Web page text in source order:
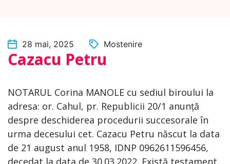
28 mai, 2025 Mostenire
Cazacu Petru
NOTARUL Corina MANOLE cu sediul biroului la
adresa: or. Cahul, pr. Republicii 20/1 anunță
despre deschiderea procedurii succesorale în
urma decesului cet. Cazacu Petru născut la data
de 21 august anul 1958, IDNP 0962611596456,
decedat la data de 30.03.2022. Există testament.